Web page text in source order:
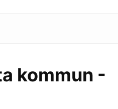
kommun -